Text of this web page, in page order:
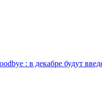
: в декабре будут